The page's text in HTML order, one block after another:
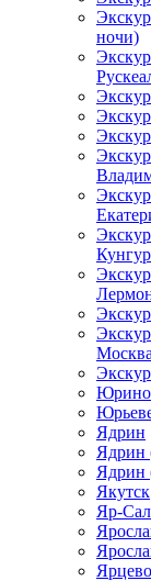
ночи)
Юрино
Ядрин
Ядрин
Ядрин
Якутск
Яр-
Ярцево